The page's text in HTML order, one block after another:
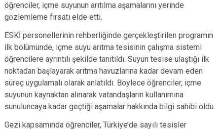
öğrenciler, içme suyunun arıtılma aşamalarını yerinde
gözlemleme fırsatı elde etti.
ESKİ personellerinin rehberliğinde gerçekleştirilen programın
ilk bölümünde, içme suyu arıtma tesisinin çalışma sistemi
öğrencilere ayrıntılı şekilde tanıtıldı. Suyun tesise ulaştığı ilk
noktadan başlayarak arıtma havuzlarına kadar devam eden
süreç uygulamalı olarak anlatıldı. Böylece öğrenciler, içme
suyunun kaynaktan alınarak vatandaşların kullanımına
sunuluncaya kadar geçtiği aşamalar hakkında bilgi sahibi oldu.
Gezi kapsamında öğrenciler, Türkiye’de sayılı tesisler